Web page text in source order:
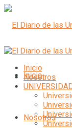
Inicio
Nosotros
Inicio
Nosotros